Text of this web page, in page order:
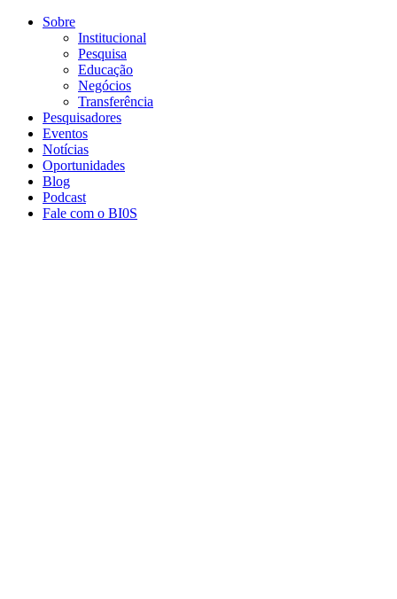
Conteúdo principal
Sobre
Institucional
Pesquisa
Educação
Negócios
Transferência
Pesquisadores
Eventos
Notícias
Oportunidades
Blog
Podcast
Fale com o BI0S